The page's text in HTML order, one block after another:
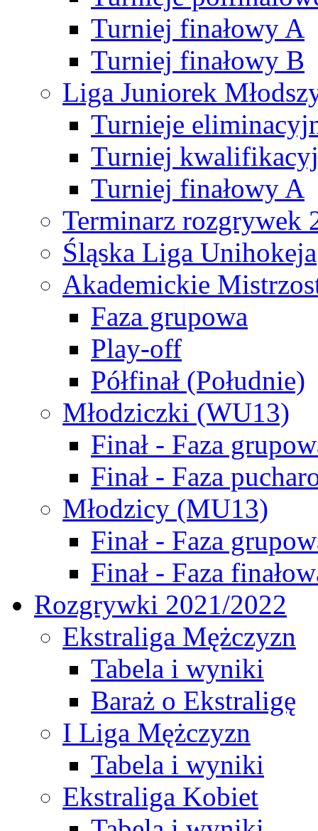
Turniej finałowy A
Turniej finałowy B
Liga Juniorek
Turnieje
Turniej
Turniej finałowy A
Terminarz rozgrywek
Śląska Liga Unihokeja
Akademickie
Faza grupowa
Play-off
Półfinał (Południe)
Młodziczki (WU13)
Finał - Faza
Finał - Faza
Młodzicy (MU13)
Finał - Faza
Finał - Faza
Rozgrywki 2021/2022
Ekstraliga Mężczyzn
Tabela i wyniki
Baraż o Ekstraligę
I Liga Mężczyzn
Tabela i wyniki
Ekstraliga Kobiet